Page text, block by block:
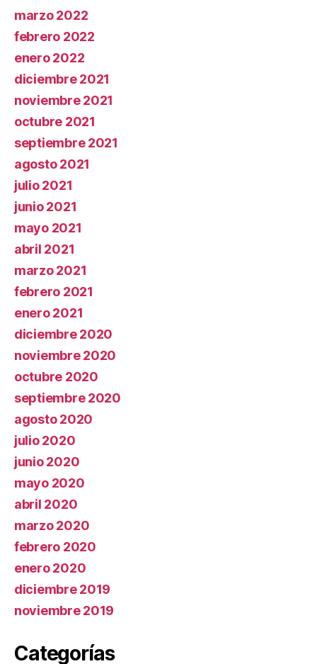
marzo 2022
febrero 2022
enero 2022
diciembre 2021
noviembre 2021
octubre 2021
septiembre 2021
agosto 2021
julio 2021
junio 2021
mayo 2021
abril 2021
marzo 2021
febrero 2021
enero 2021
diciembre 2020
noviembre 2020
octubre 2020
septiembre 2020
agosto 2020
julio 2020
junio 2020
mayo 2020
abril 2020
marzo 2020
febrero 2020
enero 2020
diciembre 2019
noviembre 2019
Categorías